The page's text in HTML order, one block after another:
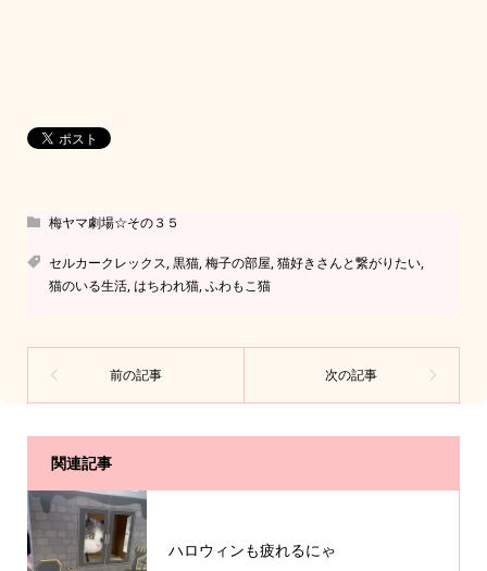
梅ヤマ劇場☆その３５
セルカークレックス,黒猫,梅子の部屋,猫好きさんと繋がりたい,
猫のいる生活,はちわれ猫,ふわもこ猫
関連記事
ハロウィンも疲れるにゃ